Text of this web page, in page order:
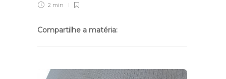
2 min
Compartilhe a matéria: